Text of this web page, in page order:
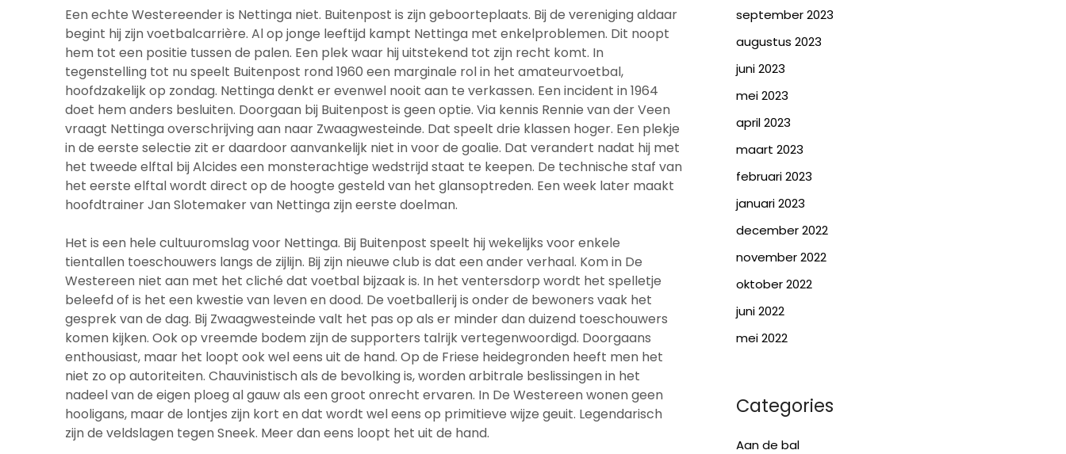
Een echte Westereender is Nettinga niet. Buitenpost is zijn geboorteplaats. Bij de vereniging aldaar
begint hij zijn voetbalcarrière. Al op jonge leeftijd kampt Nettinga met enkelproblemen. Dit noopt
hem tot een positie tussen de palen. Een plek waar hij uitstekend tot zijn recht komt. In
tegenstelling tot nu speelt Buitenpost rond 1960 een marginale rol in het amateurvoetbal,
hoofdzakelijk op zondag. Nettinga denkt er evenwel nooit aan te verkassen. Een incident in 1964
doet hem anders besluiten. Doorgaan bij Buitenpost is geen optie. Via kennis Rennie van der Veen
vraagt Nettinga overschrijving aan naar Zwaagwesteinde. Dat speelt drie klassen hoger. Een plekje
in de eerste selectie zit er daardoor aanvankelijk niet in voor de goalie. Dat verandert nadat hij met
het tweede elftal bij Alcides een monsterachtige wedstrijd staat te keepen. De technische staf van
het eerste elftal wordt direct op de hoogte gesteld van het glansoptreden. Een week later maakt
hoofdtrainer Jan Slotemaker van Nettinga zijn eerste doelman.
Het is een hele cultuuromslag voor Nettinga. Bij Buitenpost speelt hij wekelijks voor enkele
tientallen toeschouwers langs de zijlijn. Bij zijn nieuwe club is dat een ander verhaal. Kom in De
Westereen niet aan met het cliché dat voetbal bijzaak is. In het ventersdorp wordt het spelletje
beleefd of is het een kwestie van leven en dood. De voetballerij is onder de bewoners vaak het
gesprek van de dag. Bij Zwaagwesteinde valt het pas op als er minder dan duizend toeschouwers
komen kijken. Ook op vreemde bodem zijn de supporters talrijk vertegenwoordigd. Doorgaans
enthousiast, maar het loopt ook wel eens uit de hand. Op de Friese heidegronden heeft men het
niet zo op autoriteiten. Chauvinistisch als de bevolking is, worden arbitrale beslissingen in het
nadeel van de eigen ploeg al gauw als een groot onrecht ervaren. In De Westereen wonen geen
hooligans, maar de lontjes zijn kort en dat wordt wel eens op primitieve wijze geuit. Legendarisch
zijn de veldslagen tegen Sneek. Meer dan eens loopt het uit de hand.
september 2023
augustus 2023
juni 2023
mei 2023
april 2023
maart 2023
februari 2023
januari 2023
december 2022
november 2022
oktober 2022
juni 2022
mei 2022
Categories
Aan de bal